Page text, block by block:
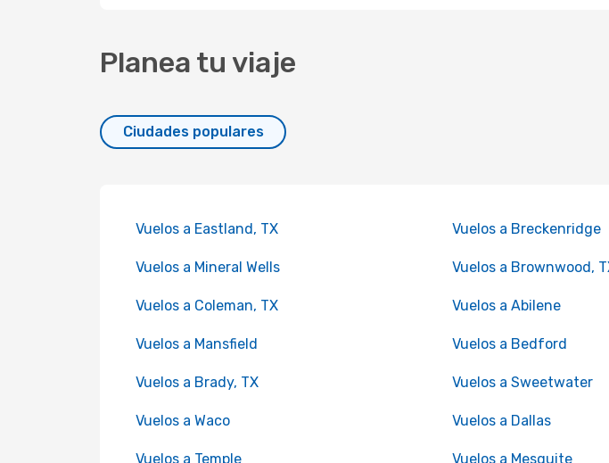
Planea tu viaje
Ciudades populares
Vuelos a Eastland, TX Vuelos a Breckenridge
Vuelos a Mineral Wells Vuelos a Brownwood,
Vuelos a Coleman, TX Vuelos a Abilene
Vuelos a Mansfield Vuelos a Bedford
Vuelos a Brady, TX Vuelos a Sweetwater
Vuelos a Waco Vuelos a Dallas
Vuelos a Temple Vuelos a Mesquite